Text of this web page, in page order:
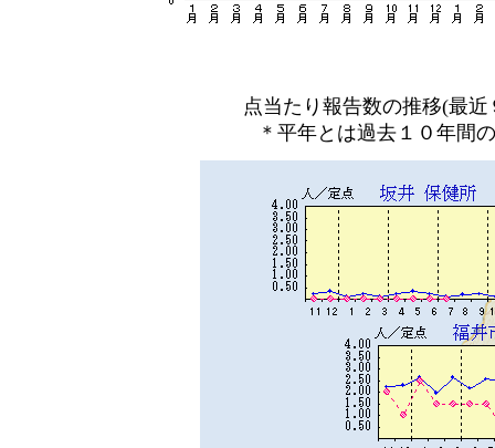
点当たり報告数の推移(最近
＊平年とは過去１０年間の